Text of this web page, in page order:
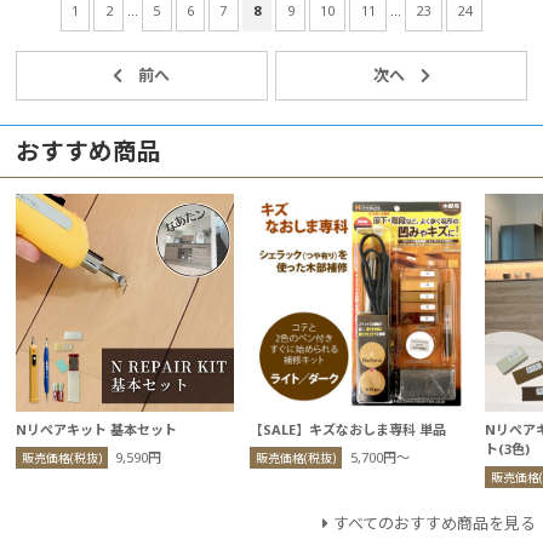
1 2 ... 5 6 7 8 9 10 11 ... 23 24
おすすめ商品
Nリペアキット 基本セット
販売価格(税抜) 9,590円
【SALE】キズなおしま専科 単品
販売価格(税抜) 5,700円〜
Nリペア
ト(3色)
販売価格
すべてのおすすめ商品を見る